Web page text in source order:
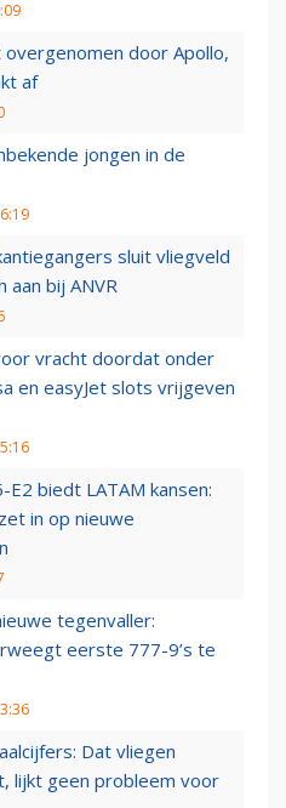
door Apollo,
af
jongen in de
sluit vliegveld
aan bij ANVR
vracht doordat onder
en easyJet slots vrijgeven
E2 biedt LATAM kansen:
in op nieuwe
tegenvaller:
eerste 777-9’s te
Dat vliegen
lijkt geen probleem voor